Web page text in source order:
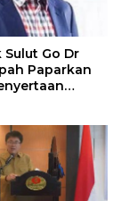
Sulut Go Dr
Paparkan